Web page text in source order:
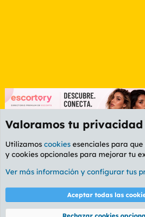
Foro Política
Cookies
PL OLDSTYLE AMARILLO
Términos y reglas Política
Valoramos tu privacidad
Utilizamos cookies esenciales para
y cookies opcionales para mejorar tu
Ver más información y configurar tus
Aceptar todas las
Rechazar cookies